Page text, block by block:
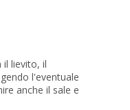
il lievito, il
l'eventuale
anche il sale e